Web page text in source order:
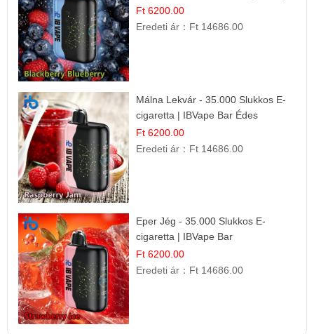
Prémium Ízélmény
Ft 6200.00
Eredeti ár： Ft 14686.00
Málna Lekvár - 35.000 Slukkos E-
cigaretta | IBVape Bar Édes
Gyümölcs Íz
Ft 6200.00
Eredeti ár： Ft 14686.00
Eper Jég - 35.000 Slukkos E-
cigaretta | IBVape Bar
Ft 6200.00
Eredeti ár： Ft 14686.00